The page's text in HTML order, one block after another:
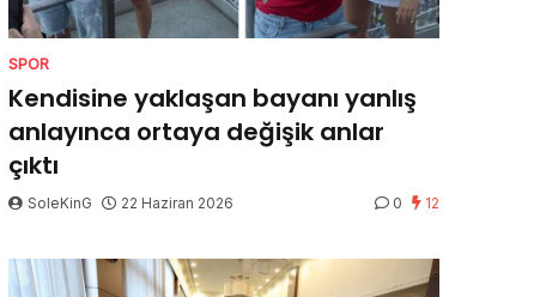
SPOR
Kendisine yaklaşan bayanı yanlış
anlayınca ortaya değişik anlar
çıktı
SoleKinG 22 Haziran 2026 0 12